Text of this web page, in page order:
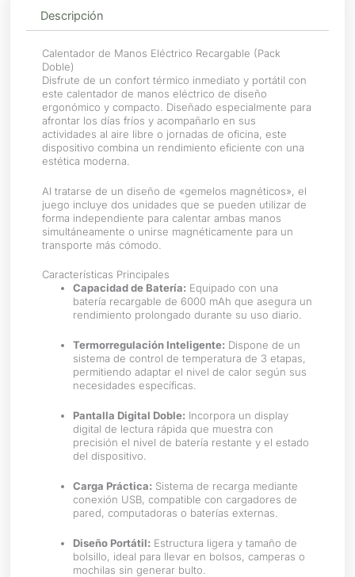
Descripción
Calentador de Manos Eléctrico Recargable (Pack
Doble)
Disfrute de un confort térmico inmediato y portátil con
este calentador de manos eléctrico de diseño
ergonómico y compacto. Diseñado especialmente para
afrontar los días fríos y acompañarlo en sus
actividades al aire libre o jornadas de oficina, este
dispositivo combina un rendimiento eficiente con una
estética moderna.
Al tratarse de un diseño de «gemelos magnéticos», el
juego incluye dos unidades que se pueden utilizar de
forma independiente para calentar ambas manos
simultáneamente o unirse magnéticamente para un
transporte más cómodo.
Características Principales
Capacidad de Batería: Equipado con una
batería recargable de 6000 mAh que asegura un
rendimiento prolongado durante su uso diario.
Termorregulación Inteligente: Dispone de un
sistema de control de temperatura de 3 etapas,
permitiendo adaptar el nivel de calor según sus
necesidades específicas.
Pantalla Digital Doble: Incorpora un display
digital de lectura rápida que muestra con
precisión el nivel de batería restante y el estado
del dispositivo.
Carga Práctica: Sistema de recarga mediante
conexión USB, compatible con cargadores de
pared, computadoras o baterías externas.
Diseño Portátil: Estructura ligera y tamaño de
bolsillo, ideal para llevar en bolsos, camperas o
mochilas sin generar bulto.